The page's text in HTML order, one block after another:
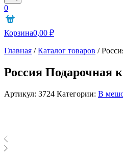
0
Корзина0,00 ₽
Главная /Каталог товаров /
Россия Подарочная
Артикул: 3724 Категории: В